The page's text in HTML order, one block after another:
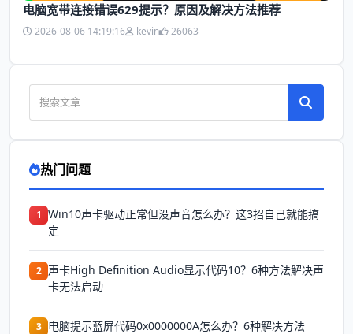
电脑宽带连接错误629提示？原因及解决方法推荐
2026-08-06 14:19:16 kevin 26063
热门问题
1 Win10声卡驱动正常但没声音怎么办？这3招自己就能搞
定
2 声卡High Definition Audio显示代码10？6种方法解决声
卡无法启动
3 电脑提示蓝屏代码0x0000000A怎么办？6种解决方法